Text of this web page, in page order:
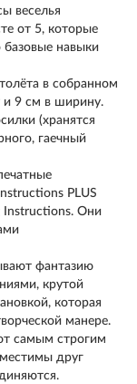
веселья
от 5, которые
базовые навыки
в собранном
и 9 см в ширину.
(хранятся
гаечный
PLUS
Instructions. Они
фантазию
крутой
которая
манере.
самым строгим
друг